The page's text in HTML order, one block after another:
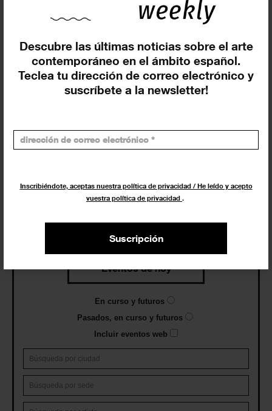
Descubre las últimas noticias sobre el arte
contemporáneo en el ámbito español.
Teclea tu dirección de correo electrónico y
suscríbete a la newsletter!
Inscribiéndote, aceptas nuestra política de privacidad / He leído y acepto
vuestra política de privacidad .
Suscripción
Agenda
Exposiciones, inauguraciones,
evento que buscas !
Eventos de hoy
En curso y futuros
Pasados, en curso y futuros
Incluir eventos web